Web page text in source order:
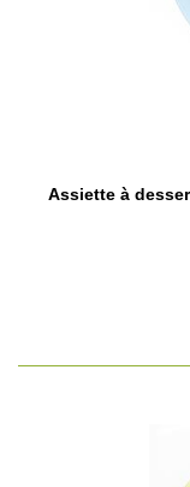
Assiette à